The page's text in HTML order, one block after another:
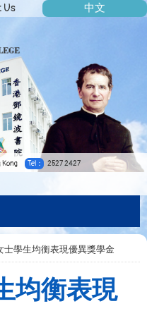
Kong Tel： 2527 2427
中文
Us
士學生均衡表現優異獎學金
均衡表現